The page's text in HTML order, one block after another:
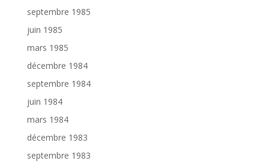
septembre 1985
juin 1985
mars 1985
décembre 1984
septembre 1984
juin 1984
mars 1984
décembre 1983
septembre 1983